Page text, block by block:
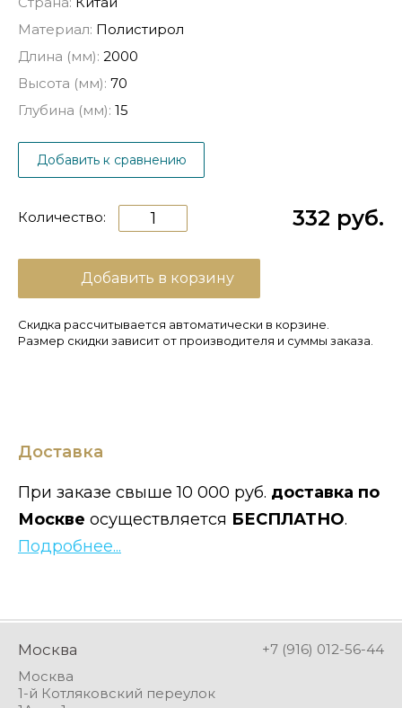
Материал: Полистирол
Длина (мм): 2000
Высота (мм): 70
Глубина (мм): 15
Добавить к сравнению
332 руб.
Количество:
Добавить в корзину
Скидка рассчитывается автоматически в корзине.
Размер скидки зависит от производителя и суммы заказа.
Доставка
При заказе свыше 10 000 руб. доставка по
Москве осуществляется БЕСПЛАТНО.
Подробнее...
Москва
+7 (916) 012-56-44
Москва
1-й Котляковский переулок